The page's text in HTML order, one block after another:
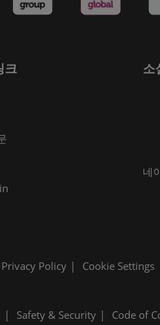
크 소
네
Policy Cookie Settings
Safety & Security Code of